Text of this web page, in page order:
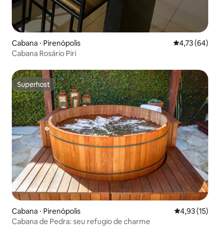
Cabana ⋅ Pirenópolis 4,73 de uma
4,73 (64)
Cabana Rosário Piri
Superhost
Superhost
Cabana ⋅ Pirenópolis 4,93 de uma
4,93 (15)
Cabana de Pedra: seu refugio de charme